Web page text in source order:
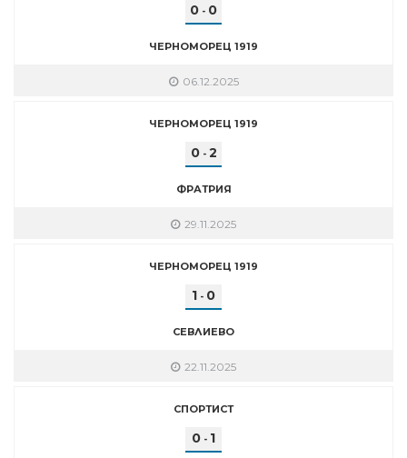
0 - 0
ЧЕРНОМОРЕЦ 1919
06.12.2025
ЧЕРНОМОРЕЦ 1919
0- 2
ФРАТРИЯ
29.11.2025
ЧЕРНОМОРЕЦ 1919
1 - 0
СЕВЛИЕВО
22.11.2025
СПОРТИСТ
0 - 1